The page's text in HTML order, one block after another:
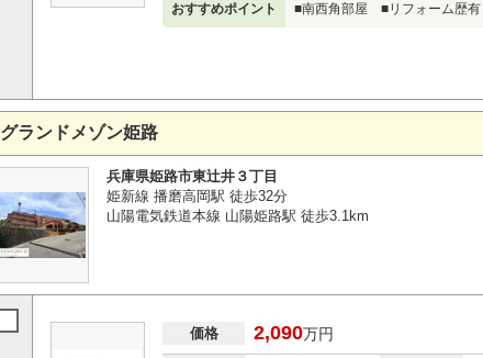
おすすめポイント ■南西角部屋 ■リフォーム歴
グランドメゾン姫路
兵庫県姫路市東辻井３丁目
姫新線 播磨高岡駅 徒歩32分
山陽電気鉄道本線 山陽姫路駅 徒歩3.1km
価格 2,090万円